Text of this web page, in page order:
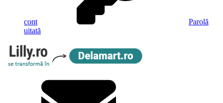
cont
Parolă
uitată